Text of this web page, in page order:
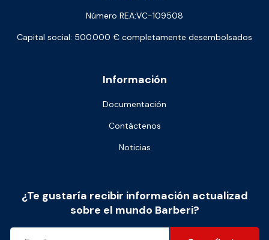
Información
Documentación
Contáctenos
Noticias
Número REA:VC-109508
Capital social: 500.000 € completamente desembolsados
¿Te gustaría recibir información actualizad
sobre el mundo Barberi?